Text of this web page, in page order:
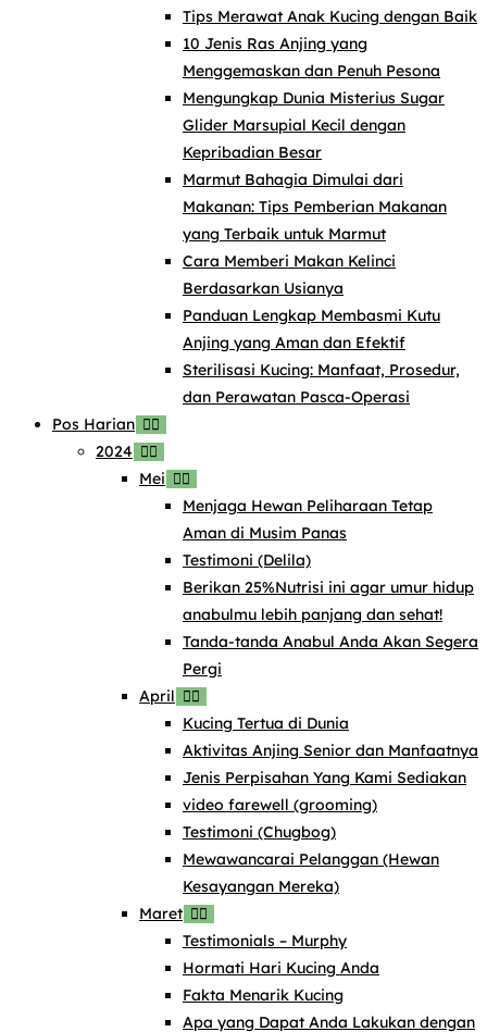
Tips Merawat Anak Kucing dengan Baik
10 Jenis Ras Anjing yang
Menggemaskan dan Penuh Pesona
Mengungkap Dunia Misterius Sugar
Glider Marsupial Kecil dengan
Kepribadian Besar
Marmut Bahagia Dimulai dari
Makanan: Tips Pemberian Makanan
yang Terbaik untuk Marmut
Cara Memberi Makan Kelinci
Berdasarkan Usianya
Panduan Lengkap Membasmi Kutu
Anjing yang Aman dan Efektif
Sterilisasi Kucing: Manfaat, Prosedur,
dan Perawatan Pasca-Operasi
Pos Harian
2024
Mei
Menjaga Hewan Peliharaan Tetap
Aman di Musim Panas
Testimoni (Delila)
Berikan 25%Nutrisi ini agar umur hidup
anabulmu lebih panjang dan sehat!
Tanda-tanda Anabul Anda Akan Segera
Pergi
April
Kucing Tertua di Dunia
Aktivitas Anjing Senior dan Manfaatnya
Jenis Perpisahan Yang Kami Sediakan
video farewell (grooming)
Testimoni (Chugbog)
Mewawancarai Pelanggan (Hewan
Kesayangan Mereka)
Maret
Testimonials – Murphy
Hormati Hari Kucing Anda
Fakta Menarik Kucing
Apa yang Dapat Anda Lakukan dengan